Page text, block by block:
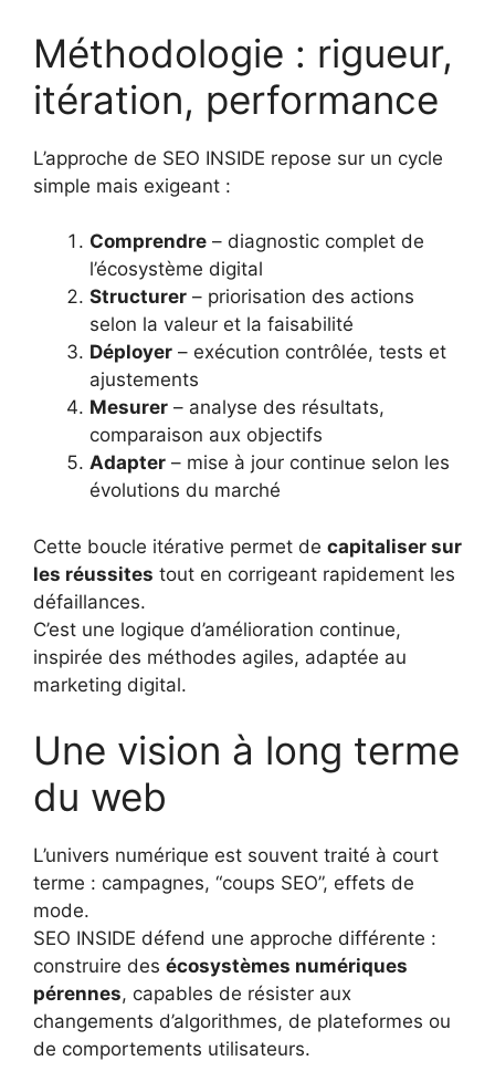
Méthodologie : rigueur,
itération, performance
L’approche de SEO INSIDE repose sur un cycle
simple mais exigeant :
Comprendre – diagnostic complet de
l’écosystème digital
Structurer – priorisation des actions
selon la valeur et la faisabilité
Déployer – exécution contrôlée, tests et
ajustements
Mesurer – analyse des résultats,
comparaison aux objectifs
Adapter – mise à jour continue selon les
évolutions du marché
Cette boucle itérative permet de capitaliser sur
les réussites tout en corrigeant rapidement les
défaillances.
C’est une logique d’amélioration continue,
inspirée des méthodes agiles, adaptée au
marketing digital.
Une vision à long terme
du web
L’univers numérique est souvent traité à court
terme : campagnes, “coups SEO”, effets de
mode.
SEO INSIDE défend une approche différente :
construire des écosystèmes numériques
pérennes, capables de résister aux
changements d’algorithmes, de plateformes ou
de comportements utilisateurs.